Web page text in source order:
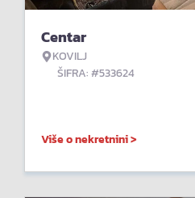
Centar
KOVILJ
ŠIFRA: #533624
Više o nekretnini >